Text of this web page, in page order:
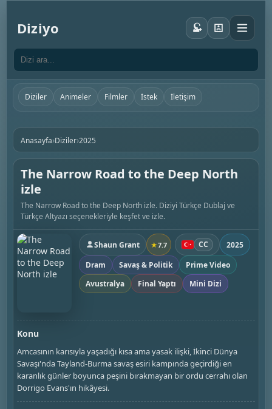
Diziyo
Diziler Animeler Filmler İstek İletişim
Anasayfa›Diziler›2025
The Narrow Road to the Deep North
izle
The Narrow Road to the Deep North izle. Diziyi Türkçe Dublaj ve
Türkçe Altyazı seçenekleriyle keşfet ve izle.
Shaun Grant ★7.7 CC
2025
Dram
Savaş & Politik
Prime Video
Avustralya
Final Yaptı Mini Dizi
Konu
Amcasının karısıyla yaşadığı kısa ama yasak ilişki, İkinci Dünya
Savaşı'nda Tayland-Burma savaş esiri kampında geçirdiği en
karanlık günler boyunca peşini bırakmayan bir ordu cerrahı olan
Dorrigo Evans'ın hikâyesi.